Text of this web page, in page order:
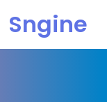
Sngine